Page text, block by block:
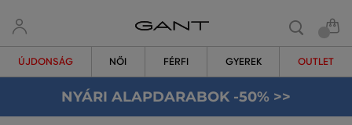
ÚJDONSÁG NŐI FÉRFI GYEREK OUTLET
NYÁRI ALAPDARABOK -50% >>